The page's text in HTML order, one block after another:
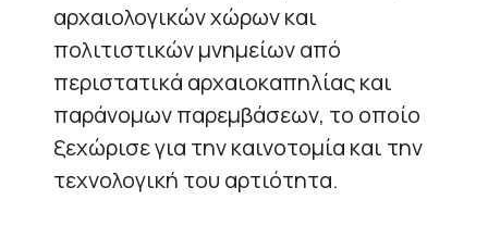
αρχαιολογικών χώρων και
πολιτιστικών μνημείων από
περιστατικά αρχαιοκαπηλίας και
παράνομων παρεμβάσεων, το οποίο
ξεχώρισε για την καινοτομία και την
τεχνολογική του αρτιότητα.